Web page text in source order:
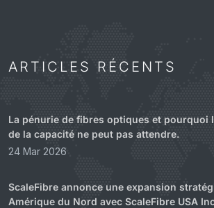
ARTICLES RÉCENTS
La pénurie de fibres optiques et pourquoi
de la capacité ne peut pas attendre.
24 Mar 2026
ScaleFibre annonce une expansion
Amérique du Nord avec ScaleFibre USA